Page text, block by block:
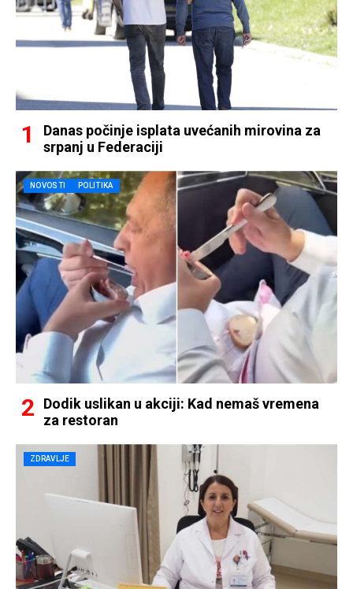
Danas počinje isplata uvećanih mirovina za
srpanj u Federaciji
NOVOSTI POLITIKA
Dodik uslikan u akciji: Kad nemaš vremena
za restoran
ZDRAVLJE